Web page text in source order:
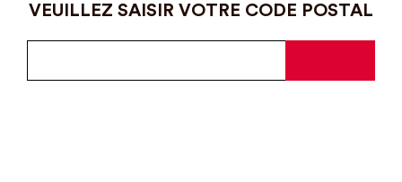
VEUILLEZ SAISIR VOTRE CODE POSTAL